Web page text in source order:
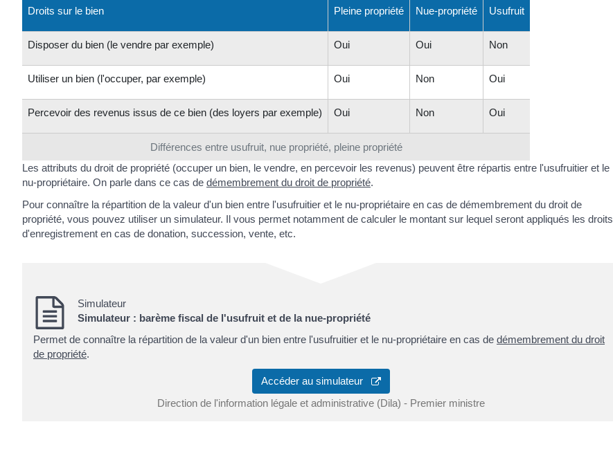
Différences entre usufruit, nue propriété, pleine propriété
Droits sur le bien Pleine propriété Nue-propriété Usufruit
Disposer du bien (le vendre par exemple) Oui Oui Non
Utiliser un bien (l'occuper, par exemple) Oui Non Oui
Percevoir des revenus issus de ce bien (des loyers par exemple) Oui Non Oui
Les attributs du droit de propriété (occuper un bien, le vendre, en percevoir les revenus) peuvent être répartis entre l'usufruitier et le
nu-propriétaire. On parle dans ce cas de démembrement du droit de propriété.
Pour connaître la répartition de la valeur d'un bien entre l'usufruitier et le nu-propriétaire en cas de démembrement du droit de
propriété, vous pouvez utiliser un simulateur. Il vous permet notamment de calculer le montant sur lequel seront appliqués les droits
d'enregistrement en cas de donation, succession, vente, etc.
Simulateur
Simulateur : barème fiscal de l'usufruit et de la nue-propriété
Permet de connaître la répartition de la valeur d'un bien entre l'usufruitier et le nu-propriétaire en cas de démembrement du droit
de propriété.
Accéder au simulateur
Direction de l'information légale et administrative (Dila) - Premier ministre